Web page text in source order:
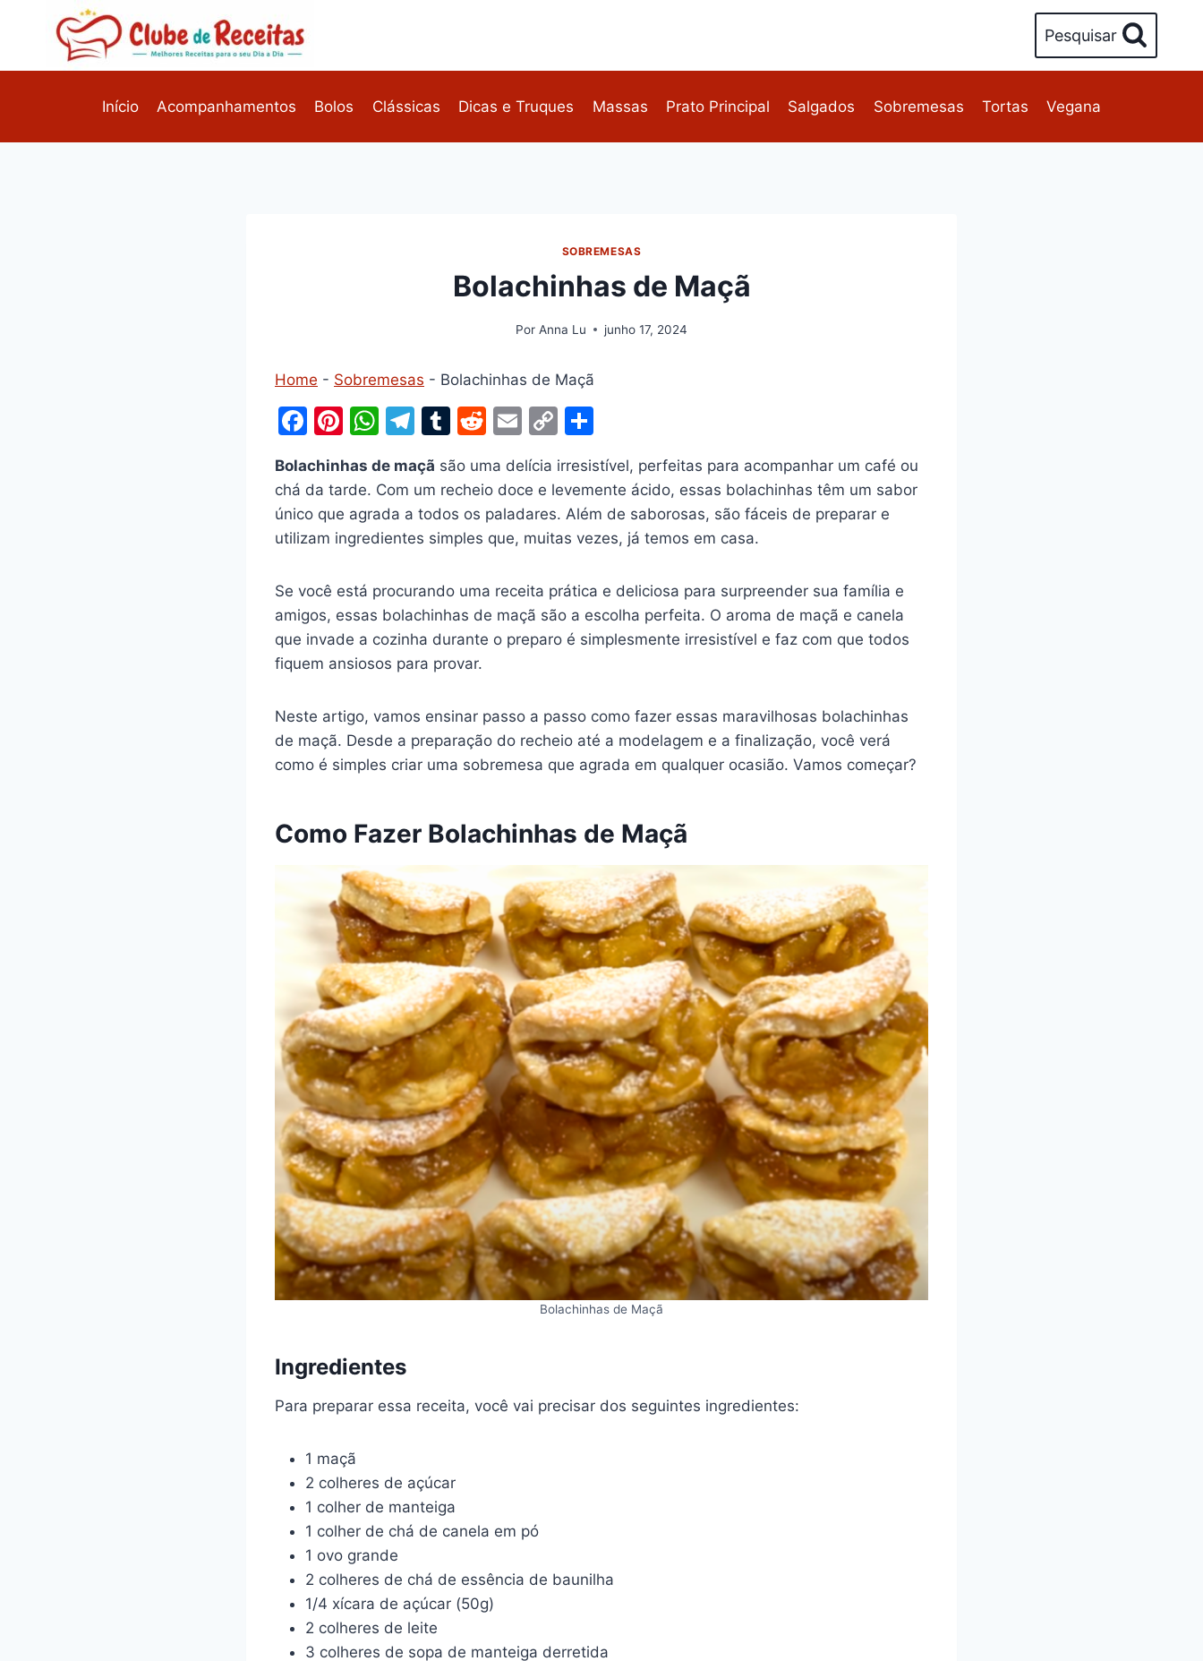
Pesquisar
Início Acompanhamentos Bolos Clássicas Dicas e Truques Massas Prato Principal Salgados Sobremesas Tortas Vegana
SOBREMESAS
Bolachinhas de Maçã
Por Anna Lu junho 17, 2024
Home - Sobremesas - Bolachinhas de Maçã
F
c
e
b
o
k
Pi
er
e
st
W
at
s
A
p
T
e
gr
a
T
m
bl
r
R
d
di
t
E
ai
l
C
p
y
Li
k
ar
e
Bolachinhas de maçã são uma delícia irresistível, perfeitas para acompanhar um café ou
chá da tarde. Com um recheio doce e levemente ácido, essas bolachinhas têm um sabor
único que agrada a todos os paladares. Além de saborosas, são fáceis de preparar e
utilizam ingredientes simples que, muitas vezes, já temos em casa.
Se você está procurando uma receita prática e deliciosa para surpreender sua família e
amigos, essas bolachinhas de maçã são a escolha perfeita. O aroma de maçã e canela
que invade a cozinha durante o preparo é simplesmente irresistível e faz com que todos
fiquem ansiosos para provar.
Neste artigo, vamos ensinar passo a passo como fazer essas maravilhosas bolachinhas
de maçã. Desde a preparação do recheio até a modelagem e a finalização, você verá
como é simples criar uma sobremesa que agrada em qualquer ocasião. Vamos começar?
Como Fazer Bolachinhas de Maçã
Bolachinhas de Maçã
Ingredientes
Para preparar essa receita, você vai precisar dos seguintes ingredientes:
1 maçã
2 colheres de açúcar
1 colher de manteiga
1 colher de chá de canela em pó
1 ovo grande
2 colheres de chá de essência de baunilha
1/4 xícara de açúcar (50g)
2 colheres de leite
3 colheres de sopa de manteiga derretida